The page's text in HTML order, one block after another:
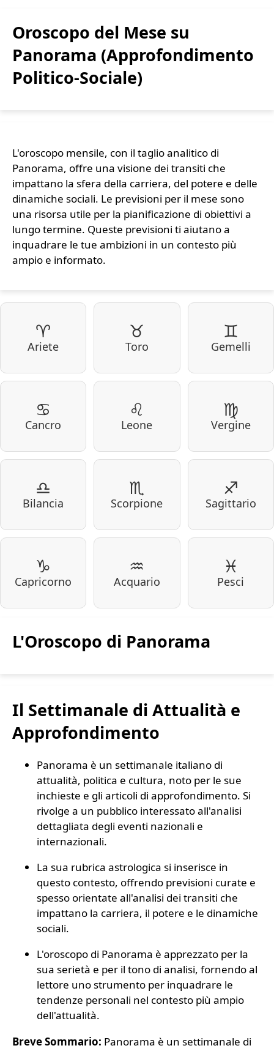
Oroscopo del Mese su
Panorama (Approfondimento
Politico-Sociale)
L'oroscopo mensile, con il taglio analitico di
Panorama, offre una visione dei transiti che
impattano la sfera della carriera, del potere e delle
dinamiche sociali. Le previsioni per il mese sono
una risorsa utile per la pianificazione di obiettivi a
lungo termine. Queste previsioni ti aiutano a
inquadrare le tue ambizioni in un contesto più
ampio e informato.
♈
Ariete
♉
Toro
♊
Gemelli
♋
Cancro
♌
Leone
♍
Vergine
♎
Bilancia
♏
Scorpione
♐
Sagittario
♑
Capricorno
♒
Acquario
♓
Pesci
L'Oroscopo di Panorama
Il Settimanale di Attualità e
Approfondimento
Panorama è un settimanale italiano di
attualità, politica e cultura, noto per le sue
inchieste e gli articoli di approfondimento. Si
rivolge a un pubblico interessato all'analisi
dettagliata degli eventi nazionali e
internazionali.
La sua rubrica astrologica si inserisce in
questo contesto, offrendo previsioni curate e
spesso orientate all'analisi dei transiti che
impattano la carriera, il potere e le dinamiche
sociali.
L'oroscopo di Panorama è apprezzato per la
sua serietà e per il tono di analisi, fornendo al
lettore uno strumento per inquadrare le
tendenze personali nel contesto più ampio
dell'attualità.
Breve Sommario: Panorama è un settimanale di